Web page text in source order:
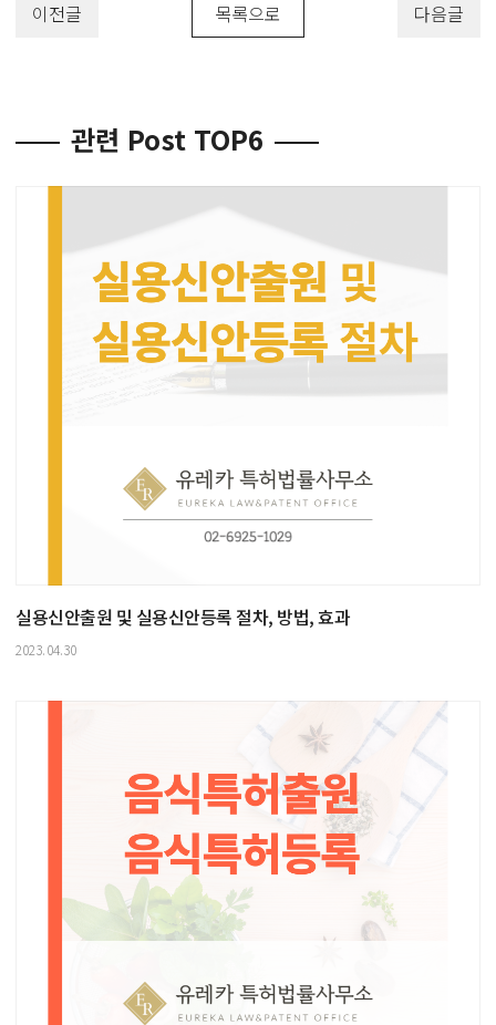
이전글 목록으로 다음글
관련 Post TOP6
실용신안출원 및 실용신안등록 절차, 방법, 효과
2023.04.30